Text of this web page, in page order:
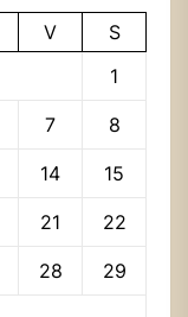
V
S
1
7 8
14 15
21 22
28 29